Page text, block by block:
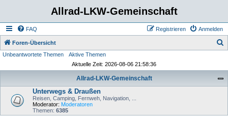
Allrad-LKW-Gemeinschaft
FAQ Anmelden
Registrieren
Foren-Übersicht
Unbeantwortete Themen
Aktive Themen
Aktuelle Zeit: 2026-08-06 21:58:36
Allrad-LKW-Gemeinschaft
Unterwegs & Draußen
Reisen, Camping, Fernweh, Navigation, ...
Moderator: Moderatoren
Themen: 6385